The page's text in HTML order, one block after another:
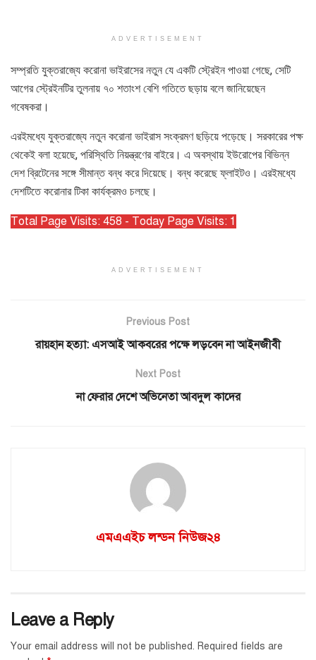
ADVERTISEMENT
সম্প্রতি যুক্তরাজ্যে করোনা ভাইরাসের নতুন যে একটি স্ট্রেইন পাওয়া গেছে, সেটি
আগের স্ট্রেইনটির তুলনায় ৭০ শতাংশ বেশি গতিতে ছড়ায় বলে জানিয়েছেন
গবেষকরা।
এরইমধ্যে যুক্তরাজ্যে নতুন করোনা ভাইরাস সংক্রমণ ছড়িয়ে পড়েছে। সরকারের পক্ষ
থেকেই বলা হয়েছে, পরিস্থিতি নিয়ন্ত্রণের বাইরে। এ অবস্থায় ইউরোপের বিভিন্ন
দেশ ব্রিটেনের সঙ্গে সীমান্ত বন্ধ করে দিয়েছে। বন্ধ করেছে ফ্লাইটও। এরইমধ্যে
দেশটিতে করোনার টিকা কার্যক্রমও চলছে।
Total Page Visits: 458 - Today Page Visits: 1
ADVERTISEMENT
Previous Post
রায়হান হত্যা: এসআই আকবরের পক্ষে লড়বেন না আইনজীবী
Next Post
না ফেরার দেশে অভিনেতা আবদুল কাদের
এমএএইচ লন্ডন নিউজ২৪
Leave a Reply
Your email address will not be published. Required fields are